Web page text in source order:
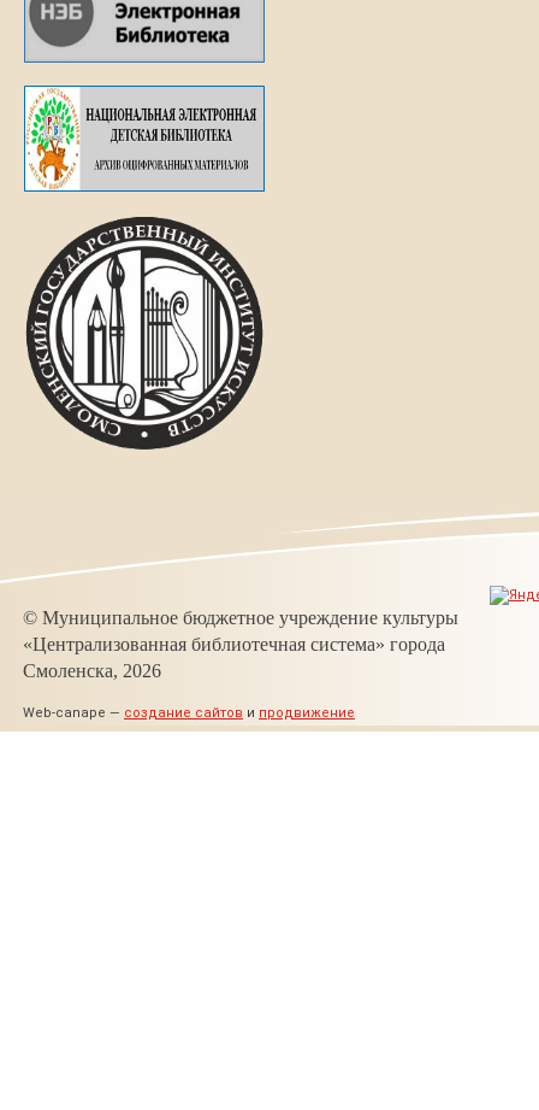
© Муниципальное бюджетное учреждение культуры
«Централизованная библиотечная система» города
Смоленска, 2026
Web-canape — создание сайтов и продвижение